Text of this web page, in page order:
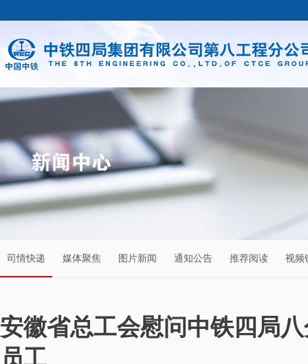
司情快递 媒体聚焦 图片新闻 通知公告 推荐阅读 视频
安徽省总工会慰问中铁四局
员工